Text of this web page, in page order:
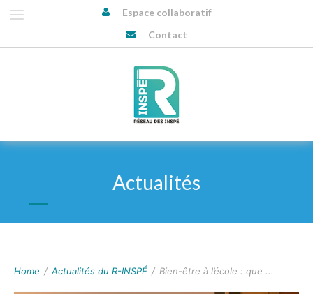
Espace collaboratif
Contact
Actualités
Home / Actualités du R-INSPÉ / Bien-être à l’école : que ...